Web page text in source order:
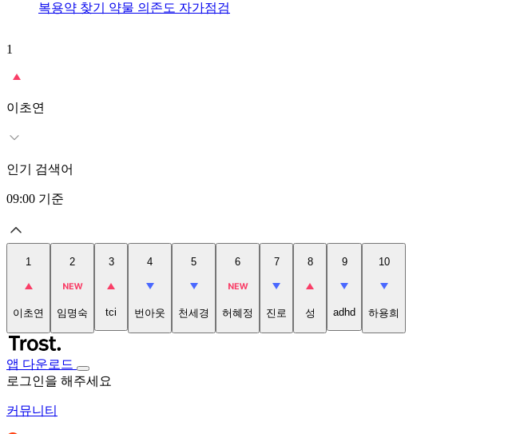
복용약 찾기 약물 의존도 자가점검
1
이초연
인기 검색어
09:00 기준
1
이초연
2
임명숙
3
tci
4
번아웃
5
천세경
6
허혜정
7
진로
8
성
9
adhd
10
하용희
앱 다운로드
로그인을 해주세요
커뮤니티